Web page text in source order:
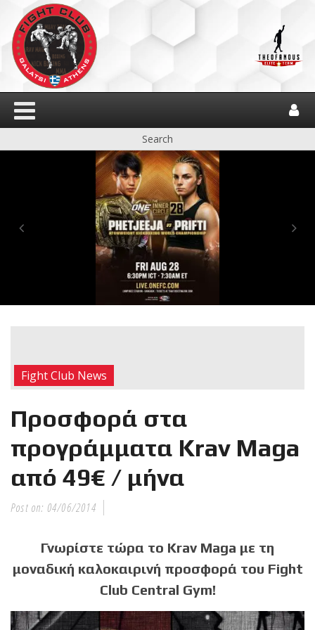
Η Αντωνία
Πρίφτη στο
και πιο
δύσκολο
αγώνα της καριέρας της,
διεκδικεί τον 6ο
παγκόσμιο τίτλο της
απέναντι στην Phetjeeja
Kickboxing World
Championship
Νέα
επίσημα T-
Fight Club News
Προσφορά στα
προγράμματα Krav Maga
από 49€ / μήνα
Post on: 04/06/2014
Γνωρίστε τώρα το Krav Maga με τη
μοναδική καλοκαιρινή προσφορά του Fight
Club Central Gym!